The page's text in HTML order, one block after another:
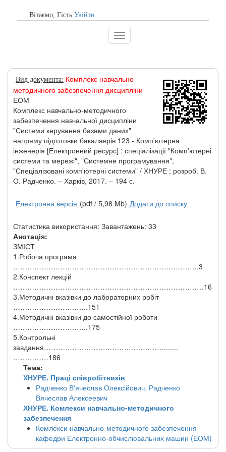
Вітаємо, Гiсть Увійти
Toggle
navigation
Вид документа: Комплекс навчально-
методичного забезпечення дисципліни
ЕОМ
Комплекс навчально-методичного
забезпечення навчальної дисципліни
"Системи керування базами даних"
напряму підготовки бакалаврів 123 - Комп'ютерна
інженерія [Електронний ресурс] : спеціалізації "Комп'ютерні
системи та мережі", "Системне програмування",
"Спеціалізовані комп'ютерні системи" / ХНУРЕ ; розроб. В.
О. Радченко. – Харків, 2017. – 194 с.
Електронна версія (pdf / 5,98 Mb) Додати до списку
Статистика використання: Завантажень: 33
Анотація:
ЗМІСТ
1.Робоча програма
…………………………………………………………………….3
2.Конспект лекцій
………………………………………………………………………16
3.Методичні вказівки до лабораторних робіт
…………………………..151
4.Методичні вказівки до самостійної роботи
…………………………..175
5.Контрольні
завдання…………………………………………….......
……………186
Тема:
ХНУРЕ. Праці співробітників
Радченко В'ячеслав Олексійович, Радченко
Вячеслав Алексеевич
ХНУРЕ. Комлекси навчально-методичного
забезпечення
Комлекси навчально-методичного забезпечення
кафедри Електронно-обчислювальних машин (ЕОМ)